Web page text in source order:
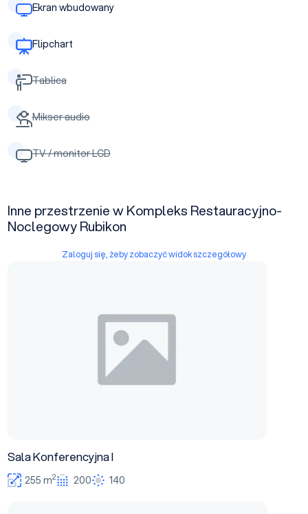
Ekran wbudowany
Flipchart
Tablica
Mikser audio
TV / monitor LCD
Inne przestrzenie w Kompleks Restauracyjno-
Noclegowy Rubikon
Zaloguj się, żeby zobaczyć widok szczegółowy
Sala Konferencyjna I
255 m2 200 140